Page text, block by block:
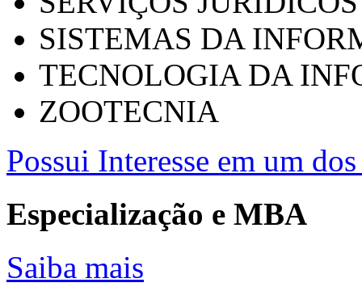
SISTEMAS DA
TECNOLOGIA DA
ZOOTECNIA
Possui Interesse em um
Especialização e MBA
Saiba mais